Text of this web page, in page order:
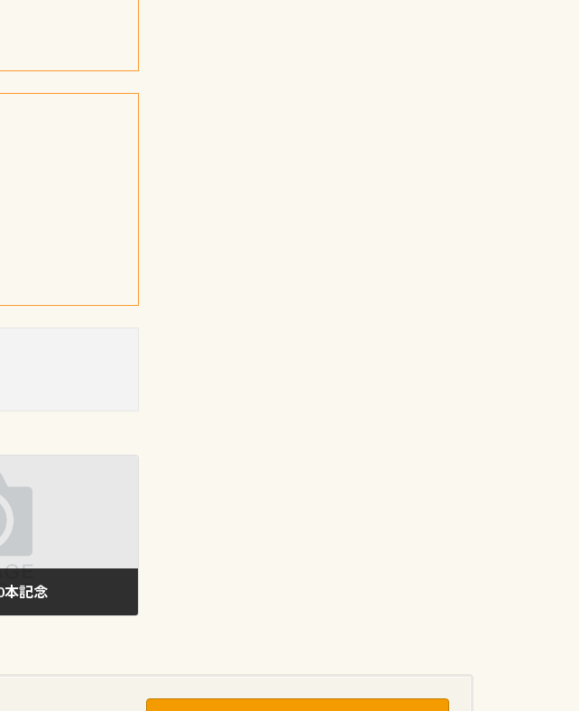
本記念